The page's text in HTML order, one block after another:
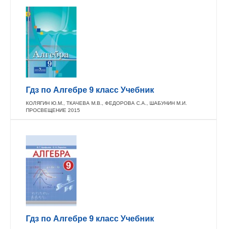
Гдз по Алгебре 9 класс Учебник
КОЛЯГИН Ю.М., ТКАЧЕВА М.В., ФЕДОРОВА С.А., ШАБУНИН М.И.
ПРОСВЕЩЕНИЕ 2015
Гдз по Алгебре 9 класс Учебник